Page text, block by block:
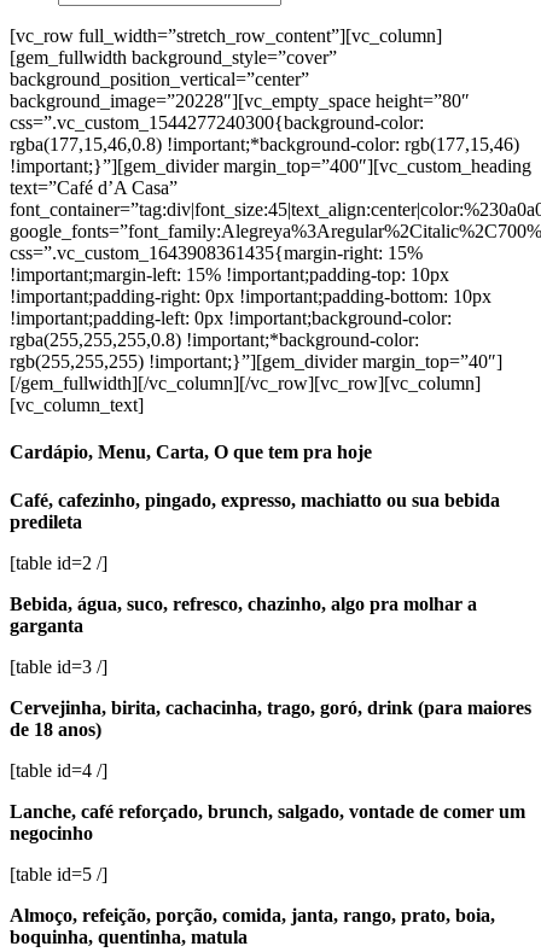
[vc_row full_width=”stretch_row_content”][vc_column]
[gem_fullwidth background_style=”cover”
background_position_vertical=”center”
background_image=”20228″][vc_empty_space height=”80″
css=”.vc_custom_1544277240300{background-color:
rgba(177,15,46,0.8) !important;*background-color: rgb(177,15,46)
!important;}”][gem_divider margin_top=”400″][vc_custom_heading
text=”Café d’A Casa”
css=”.vc_custom_1643908361435{margin-right: 15%
!important;margin-left: 15% !important;padding-top: 10px
!important;padding-right: 0px !important;padding-bottom: 10px
!important;padding-left: 0px !important;background-color:
rgba(255,255,255,0.8) !important;*background-color:
rgb(255,255,255) !important;}”][gem_divider margin_top=”40″]
[/gem_fullwidth][/vc_column][/vc_row][vc_row][vc_column]
[vc_column_text]
Cardápio, Menu, Carta, O que tem pra hoje
Café, cafezinho, pingado, expresso, machiatto ou sua bebida
predileta
[table id=2 /]
Bebida, água, suco, refresco, chazinho, algo pra molhar a
garganta
[table id=3 /]
Cervejinha, birita, cachacinha, trago, goró, drink (para maiores
de 18 anos)
[table id=4 /]
Lanche, café reforçado, brunch, salgado, vontade de comer um
negocinho
[table id=5 /]
Almoço, refeição, porção, comida, janta, rango, prato, boia,
boquinha, quentinha, matula